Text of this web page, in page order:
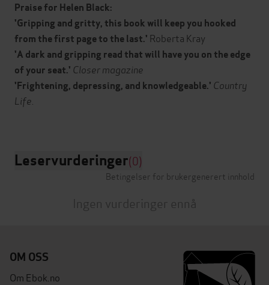
Praise for Helen Black:
'Gripping and gritty, this book will keep you hooked
from the first page to the last.' Roberta Kray
'A dark and gripping read that will have you on the edge
of your seat.' Closer magazine
'Frightening, depressing, and knowledgeable.' Country
Life.
Leservurderinger(0)
Betingelser for brukergenerert innhold
Ingen vurderinger ennå
OM OSS
Om Ebok.no